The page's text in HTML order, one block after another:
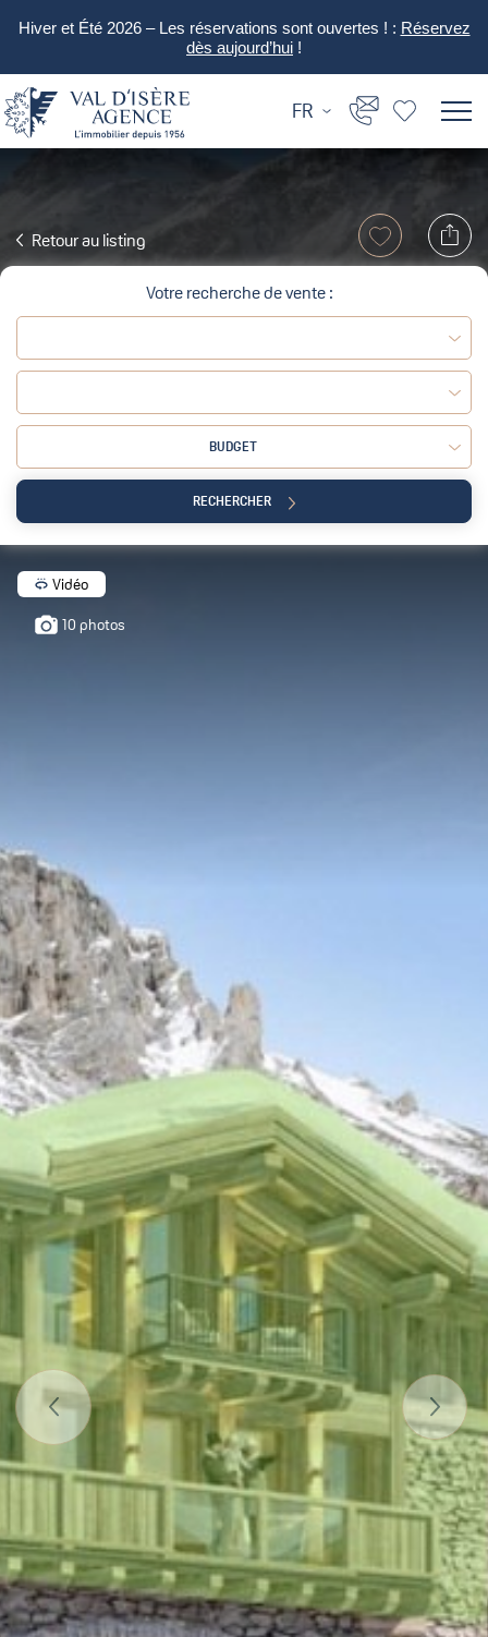
Hiver et Été 2026 – Les réservations sont ouvertes ! : Réservez
dès aujourd’hui !
FR
Retour au listing
Votre recherche de vente :
BUDGET
RECHERCHER
Vidéo
10 photos